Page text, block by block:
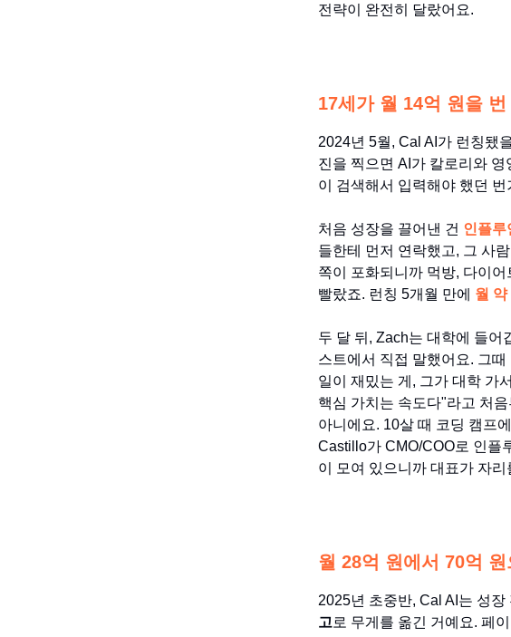
전략이 완전히 달랐어요.
17세가 월 14억 원을 번
2024년 5월, Cal AI가 런칭됐
진을 찍으면 AI가 칼로리와
이 검색해서 입력해야 했던
처음 성장을 끌어낸 건 인플루
들한테 먼저 연락했고, 그 사
쪽이 포화되니까 먹방, 다이
빨랐죠. 런칭 5개월 만에 월 약
두 달 뒤, Zach는 대학에 들어
스트에서 직접 말했어요. 그때
일이 재밌는 게, 그가 대학 가
핵심 가치는 속도다"라고 처
아니에요. 10살 때 코딩 캠프
Castillo가 CMO/COO로 인플
이 모여 있으니까 대표가 자
월 28억 원에서 70억
2025년 초중반, Cal AI는 성
고로 무게를 옮긴 거예요. 페